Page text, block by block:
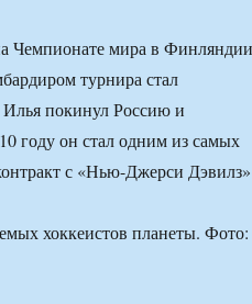
Чемпионате мира в Финляндии
турнира стал
Илья покинул Россию и
году он стал одним из самых
с «Нью-Джерси
хоккеистов планеты. Фото: